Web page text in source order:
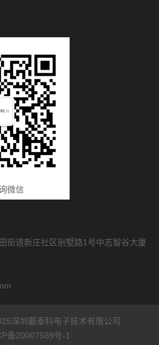
微信
街道新庄社区别墅路1号中志智谷大厦
深圳戴泰科电子技术有限公司
备20007589号-1